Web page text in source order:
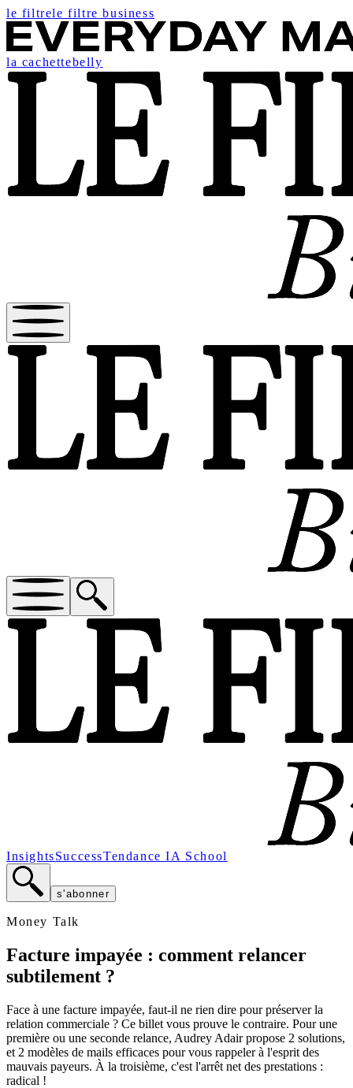
le filtrele filtre business
la cachettebelly
InsightsSuccessTendance IA School
s'abonner
Money Talk
Facture impayée : comment relancer
subtilement ?
Face à une facture impayée, faut-il ne rien dire pour préserver la
relation commerciale ? Ce billet vous prouve le contraire. Pour une
première ou une seconde relance, Audrey Adair propose 2 solutions,
et 2 modèles de mails efficaces pour vous rappeler à l'esprit des
mauvais payeurs. À la troisième, c'est l'arrêt net des prestations :
radical !